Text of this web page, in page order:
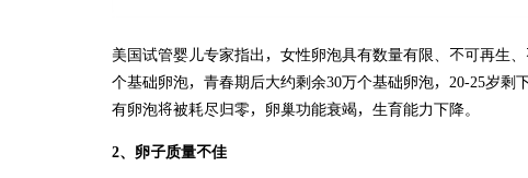
美国试管婴儿专家指出，女性卵泡具有数量有限、不可再生
个基础卵泡，青春期后大约剩余30万个基础卵泡，20-25岁剩
有卵泡将被耗尽归零，卵巢功能衰竭，生育能力下降。
2、卵子质量不佳